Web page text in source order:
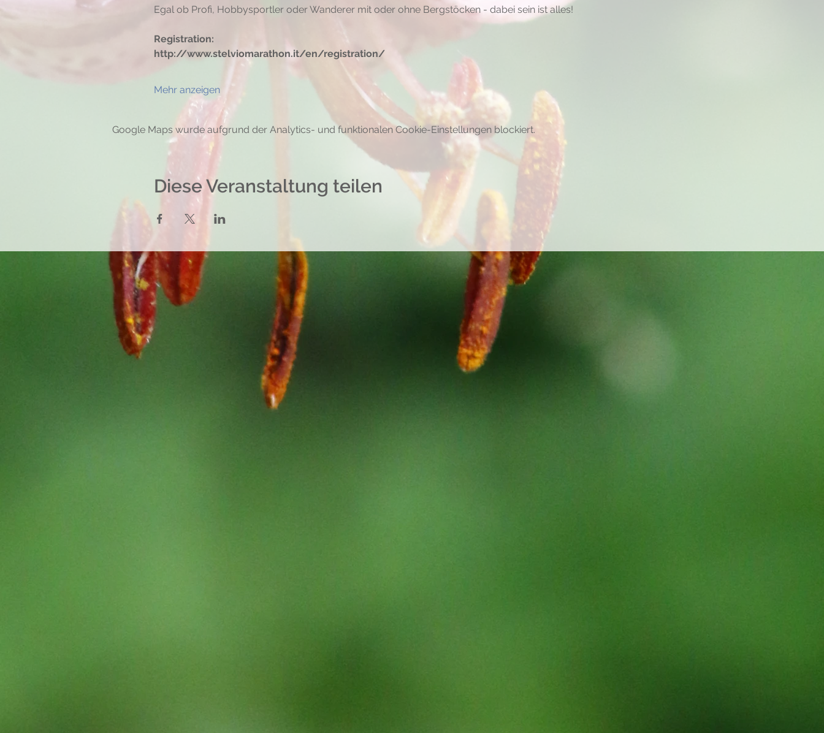
Egal ob Profi, Hobbysportler oder Wanderer mit oder ohne Bergstöcken - dabei sein ist alles!
Registration:
http://www.stelviomarathon.it/en/registration/
Mehr anzeigen
Google Maps wurde aufgrund der Analytics- und funktionalen Cookie-Einstellungen blockiert.
Diese Veranstaltung teilen